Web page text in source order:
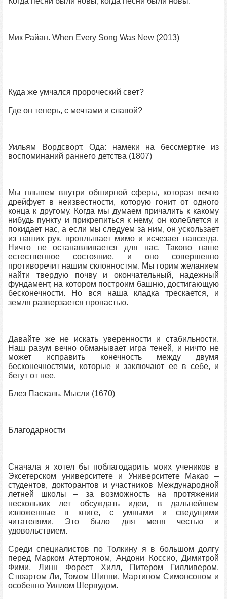
Мик Райан. When Every Song Was New (2013)
Куда же умчался пророческий свет?
Где он теперь, с мечтами и славой?
Уильям Вордсворт. Ода: намеки на бессмертие из
воспоминаний раннего детства (1807)
Мы плывем внутри обширной сферы, которая вечно
дрейфует в неизвестности, которую гонит от одного
конца к другому. Когда мы думаем причалить к какому
нибудь пункту и прикрепиться к нему, он колеблется и
покидает нас, а если мы следуем за ним, он ускользает
из наших рук, проплывает мимо и исчезает навсегда.
Ничто не останавливается для нас. Таково наше
естественное состояние, и оно совершенно
противоречит нашим склонностям. Мы горим желанием
найти твердую почву и окончательный, надежный
фундамент, на котором построим башню, достигающую
бесконечности. Но вся наша кладка трескается, и
земля разверзается пропастью.
Давайте же не искать уверенности и стабильности.
Наш разум вечно обманывает игра теней, и ничто не
может исправить конечность между двумя
бесконечностями, которые и заключают ее в себе, и
бегут от нее.
Блез Паскаль. Мысли (1670)
Благодарности
Сначала я хотел бы поблагодарить моих учеников в
Эксетерском университете и Университете Макао –
студентов, докторантов и участников Международной
летней школы – за возможность на протяжении
нескольких лет обсуждать идеи, в дальнейшем
изложенные в книге, с умными и сведущими
читателями. Это было для меня честью и
удовольствием.
Среди специалистов по Толкину я в большом долгу
перед Марком Атертоном, Андони Коссио, Димитрой
Фими, Линн Форест Хилл, Питером Гилливером,
Стюартом Ли, Томом Шиппи, Мартином Симонсоном и
особенно Уиллом Шервудом.